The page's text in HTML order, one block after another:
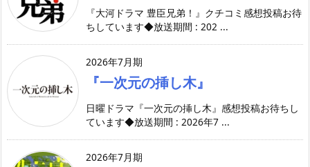
『大河ドラマ 豊臣兄弟！』クチコミ感想投稿お待
ちしています◆放送期間 : 202 ...
2026年7月期
『一次元の挿し木』
日曜ドラマ『一次元の挿し木』感想投稿お待ちし
ています◆放送期間 : 2026年7 ...
2026年7月期